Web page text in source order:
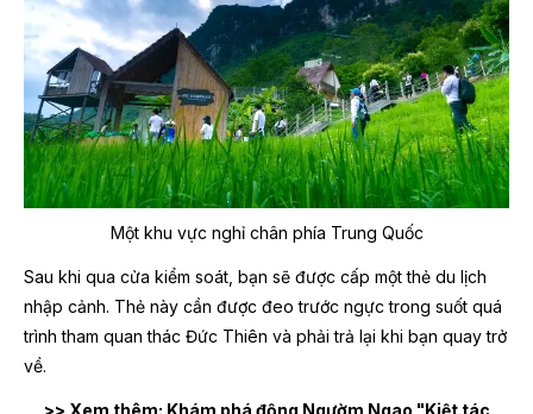
Một khu vực nghỉ chân phía Trung Quốc
Sau khi qua cửa kiểm soát, bạn sẽ được cấp một thẻ du lịch
nhập cảnh. Thẻ này cần được đeo trước ngực trong suốt quá
trình tham quan thác Đức Thiên và phải trả lại khi bạn quay trở
về.